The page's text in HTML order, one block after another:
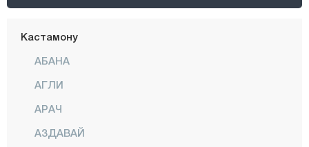
Карс
Кастамону
АБАНА
АГЛИ
АРАЧ
АЗДАВАЙ